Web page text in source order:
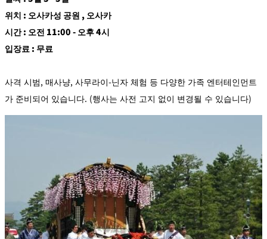
위치 : 오사카성 공원 , 오사카
시간 : 오전 11:00 - 오후 4시
입장료 : 무료
사격 시범, 매사냥, 사무라이-닌자 체험 등 다양한 가족 엔터테인먼트
가 준비되어 있습니다. (행사는 사전 고지 없이 변경될 수 있습니다)